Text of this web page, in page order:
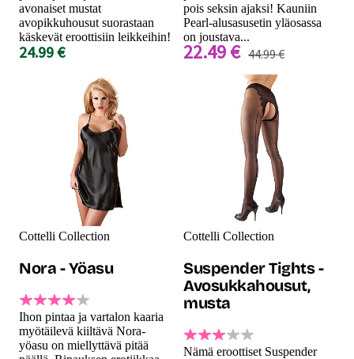
avonaiset mustat
avopikkuhousut suorastaan
käskevät eroottisiin leikkeihin!
24.99 €
pois seksin ajaksi! Kauniin
Pearl-alusasusetin yläosassa
on joustava...
22.49 € 44.99 €
Cottelli Collection
Nora - Yöasu
Ihon pintaa ja vartalon kaaria
myötäilevä kiiltävä Nora-
yöasu on miellyttävä pitää
Cottelli Collection
Suspender Tights -
Avosukkahousut,
musta
Nämä eroottiset Suspender